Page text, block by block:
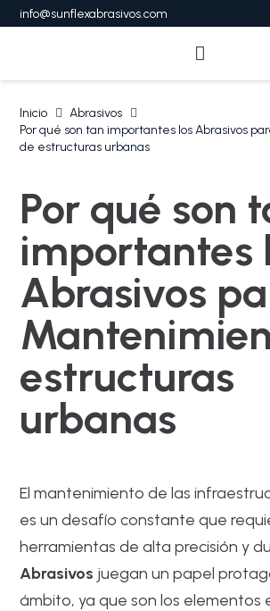
info@sunflexabrasivos.com
Inicio
Abrasivos
Por qué son tan importantes los Abrasivos
de estructuras urbanas
Por qué son
importantes
Abrasivos
estructuras
urbanas
El mantenimiento de las
es un desafío constante que
herramientas de alta precisión y
Abrasivos juegan un papel
ámbito, ya que son los elementos